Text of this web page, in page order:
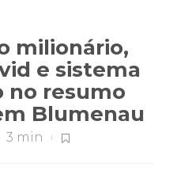
milionário,
e sistema
no resumo
Blumenau
3 min